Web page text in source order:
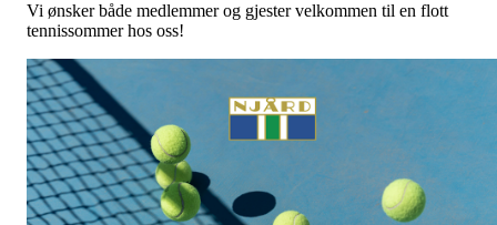
Vi ønsker både medlemmer og gjester velkommen til en flott
tennissommer hos oss!